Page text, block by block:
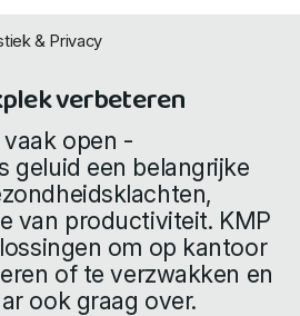
& Privacy
verbeteren
open -
geluid een belangrijke
van productiviteit. KMP
om op kantoor
of te verzwakken en
ook graag over.